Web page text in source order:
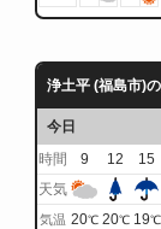
浄土平 (福島市)
今日
時間
9 12 15
天気
気温 20℃ 20℃ 19℃